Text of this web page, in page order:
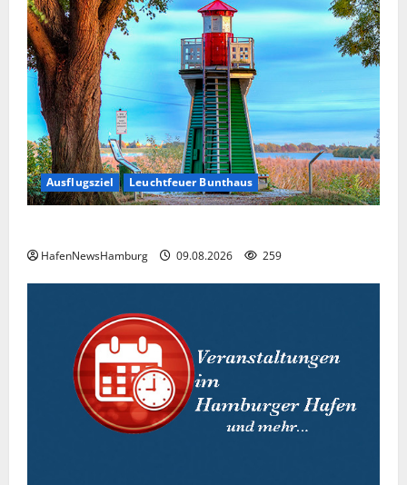
Ausflugsziel Leuchtfeuer Bunthaus
HafenNewsHamburg 09.08.2026 259